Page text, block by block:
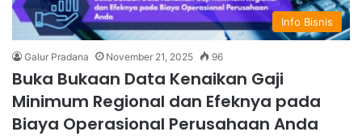
Info Bisnis
Galur Pradana November 21, 2025 96
Buka Bukaan Data Kenaikan Gaji
Minimum Regional dan Efeknya pada
Biaya Operasional Perusahaan Anda